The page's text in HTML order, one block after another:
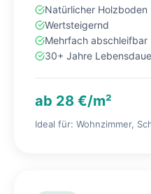
Natürlicher Holzboden
Wertsteigernd
Mehrfach abschleifbar
30+ Jahre
ab 28 €/m²
Ideal für: Wohnzimmer,